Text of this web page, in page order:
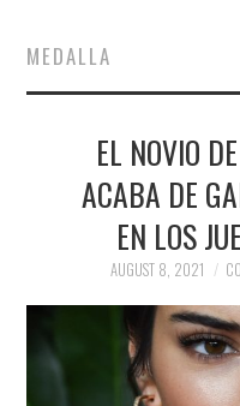
FINANCE
NEWS
POLITICS
SOCIETY
TECHNOLOGY
MEDALLA
EL NOVIO
ACABA DE
EN LOS
AUGUST 8, 2021